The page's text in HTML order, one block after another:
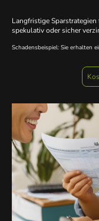
Langfristige
spekulativ oder sicher
Schadensbeispiel: Sie erhalten